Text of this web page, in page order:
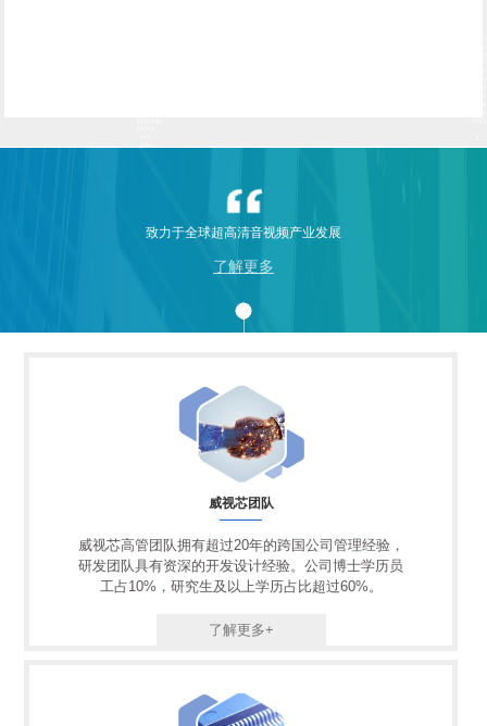
致力于全球超高清音视频产业发展
了解更多
威视芯团队
威视芯高管团队拥有超过20年的跨国公司管理经验，
研发团队具有资深的开发设计经验。公司博士学历员
工占10%，研究生及以上学历占比超过60%。
了解更多+